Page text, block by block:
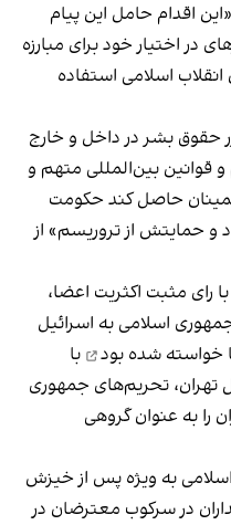
اقدام حامل این پیام
در اختیار خود برای مبارزه
اسلامی استفاده
حقوق بشر در داخل و خارج
قوانین بین‌المللی متهم و
حاصل کند حکومت
و حمایتش از تروریسم» از
رای مثبت اکثریت اعضا،
اسلامی به اسرائیل
خواسته شده بود
با
تهران، تحریم‌های جمهوری
را به عنوان گروهی
به‌ ویژه پس از خیزش
در سرکوب معترضان در